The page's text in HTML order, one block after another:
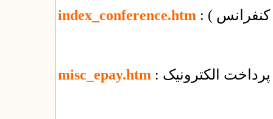
index_conference.htm کنفرانس )
misc_epay.htm الکترونیک